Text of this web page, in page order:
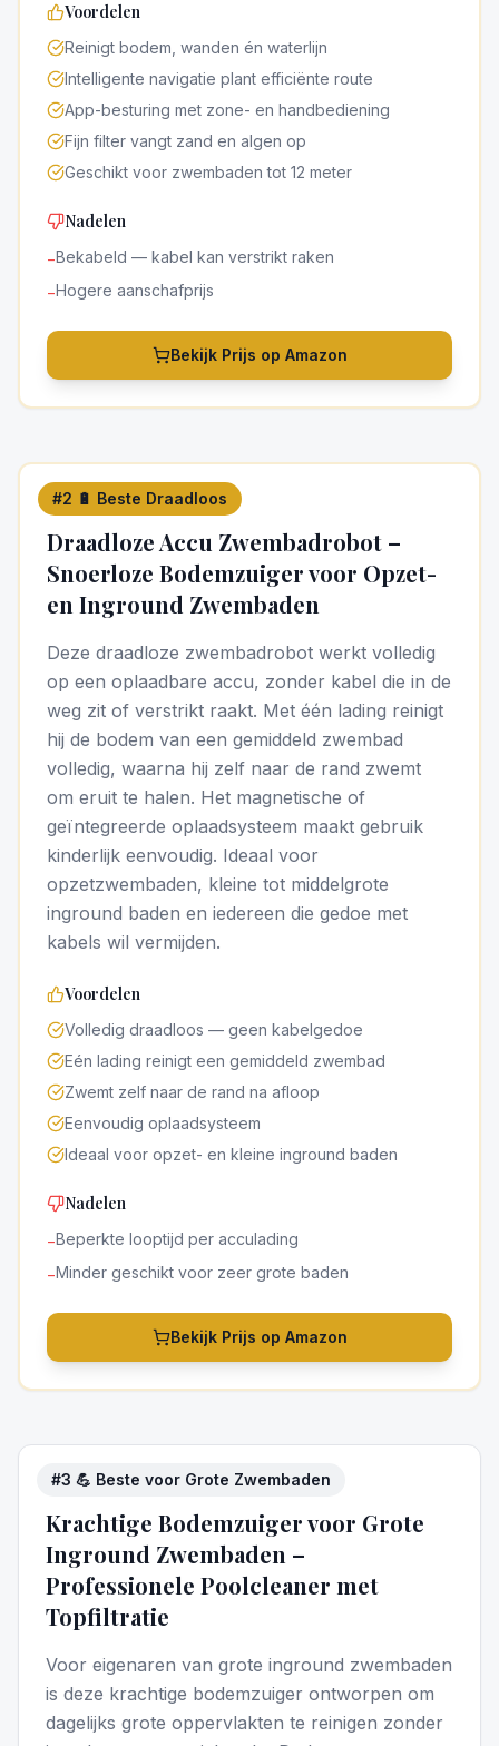
Voordelen
Reinigt bodem, wanden én waterlijn
Intelligente navigatie plant efficiënte route
App-besturing met zone- en handbediening
Fijn filter vangt zand en algen op
Geschikt voor zwembaden tot 12 meter
Nadelen
−Bekabeld — kabel kan verstrikt raken
−Hogere aanschafprijs
Bekijk Prijs op Amazon
#2 🔋 Beste Draadloos
5/5
Draadloze Accu Zwembadrobot –
Snoerloze Bodemzuiger voor Opzet-
en Inground Zwembaden
Deze draadloze zwembadrobot werkt volledig
op een oplaadbare accu, zonder kabel die in de
weg zit of verstrikt raakt. Met één lading reinigt
hij de bodem van een gemiddeld zwembad
volledig, waarna hij zelf naar de rand zwemt
om eruit te halen. Het magnetische of
geïntegreerde oplaadsysteem maakt gebruik
kinderlijk eenvoudig. Ideaal voor
opzetzwembaden, kleine tot middelgrote
inground baden en iedereen die gedoe met
kabels wil vermijden.
Voordelen
Volledig draadloos — geen kabelgedoe
Eén lading reinigt een gemiddeld zwembad
Zwemt zelf naar de rand na afloop
Eenvoudig oplaadsysteem
Ideaal voor opzet- en kleine inground baden
Nadelen
−Beperkte looptijd per acculading
−Minder geschikt voor zeer grote baden
Bekijk Prijs op Amazon
#3 💪 Beste voor Grote Zwembaden
5/5
Krachtige Bodemzuiger voor Grote
Inground Zwembaden –
Professionele Poolcleaner met
Topfiltratie
Voor eigenaren van grote inground zwembaden
is deze krachtige bodemzuiger ontworpen om
dagelijks grote oppervlakten te reinigen zonder